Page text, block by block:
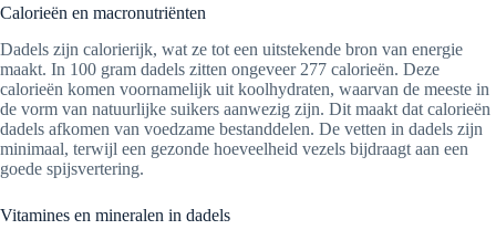
Calorieën en macronutriënten
Dadels zijn calorierijk, wat ze tot een uitstekende bron van energie
maakt. In 100 gram dadels zitten ongeveer 277 calorieën. Deze
calorieën komen voornamelijk uit koolhydraten, waarvan de meeste in
de vorm van natuurlijke suikers aanwezig zijn. Dit maakt dat calorieën
dadels afkomen van voedzame bestanddelen. De vetten in dadels zijn
minimaal, terwijl een gezonde hoeveelheid vezels bijdraagt aan een
goede spijsvertering.
Vitamines en mineralen in dadels